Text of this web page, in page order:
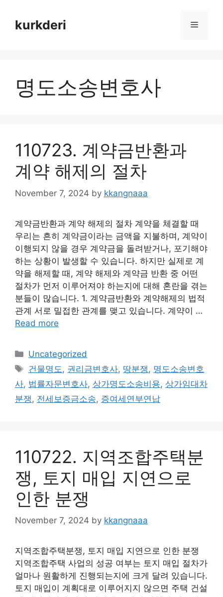
contentkurkderi Menu
명도소송변호사
110723. 계약금반환과
계약 해제의 절차
November 7, 2024 by kkangnaaa
계약금반환과 계약 해제의 절차 계약을 체결할 때
우리는 흔히 계약금이라는 금액을 지불하며, 계약이
이행되지 않을 경우 계약금을 돌려받거나, 포기해야
하는 상황이 발생할 수 있습니다. 하지만 실제로 계
약을 해제할 때, 계약 해제와 계약금 반환 중 어떤
절차가 먼저 이루어져야 하는지에 대해 혼란을 겪는
분들이 많습니다. 1. 계약금반환와 계약해제의 법적
관계 서로 밀접한 관계를 맺고 있습니다. 계약이 …
Read more
Categories
Uncategorized
Tags
건물명도 , 권리금변호사, 땅분쟁 , 명도소송변호
사, 법률자문변호사, 상가명도소송비용, 상가임대차
분쟁 , 전세보증금소송, 증여세연부연납
110722. 지역조합주택분
쟁, 토지 매입 지연으로
인한 분쟁
November 7, 2024 by kkangnaaa
지역조합주택분쟁, 토지 매입 지연으로 인한 분쟁
지역조합주택 사업의 성공 여부는 토지 매입 절차가
얼마나 원활하게 진행되는지에 크게 달려 있습니다.
토지 매입이 계획대로 이루어지지 않으면 주택 건설